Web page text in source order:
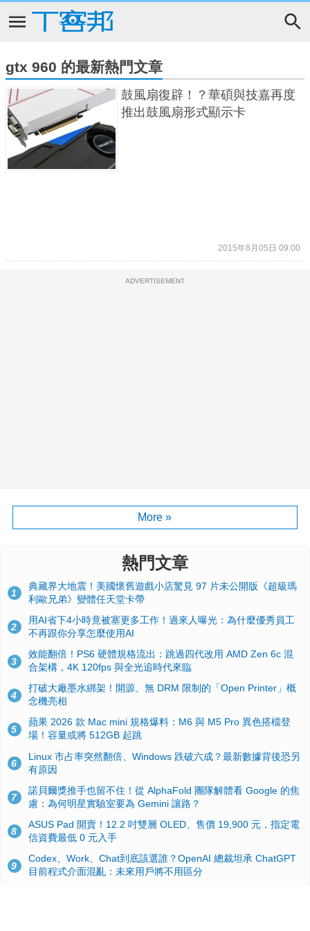
gtx 960 的最新熱門文章
鼓風扇復辟！？華碩與技嘉再度
推出鼓風扇形式顯示卡
2015年8月05日 09:00
ADVERTISEMENT
More »
熱門文章
1
典藏界大地震！美國懷舊遊戲小店驚見 97 片未公開版《超級瑪
利歐兄弟》變體任天堂卡帶
2
用AI省下4小時竟被塞更多工作！過來人曝光：為什麼優秀員工
不再跟你分享怎麼使用AI
3
效能翻倍！PS6 硬體規格流出：跳過四代改用 AMD Zen 6c 混
合架構，4K 120fps 與全光追時代來臨
4
打破大廠墨水綁架！開源、無 DRM 限制的「Open Printer」概
念機亮相
5
蘋果 2026 款 Mac mini 規格爆料：M6 與 M5 Pro 異色搭檔登
場！容量或將 512GB 起跳
6
Linux 市占率突然翻倍、Windows 跌破六成？最新數據背後恐另
有原因
7
諾貝爾獎推手也留不住！從 AlphaFold 團隊解體看 Google 的焦
慮：為何明星實驗室要為 Gemini 讓路？
8
ASUS Pad 開賣！12.2 吋雙層 OLED、售價 19,900 元，指定電
信資費最低 0 元入手
9
Codex、Work、Chat到底該選誰？OpenAI 總裁坦承 ChatGPT
目前程式介面混亂：未來用戶將不用區分